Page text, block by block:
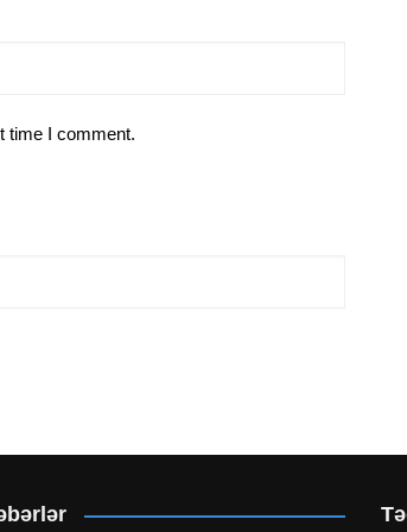
time I comment.